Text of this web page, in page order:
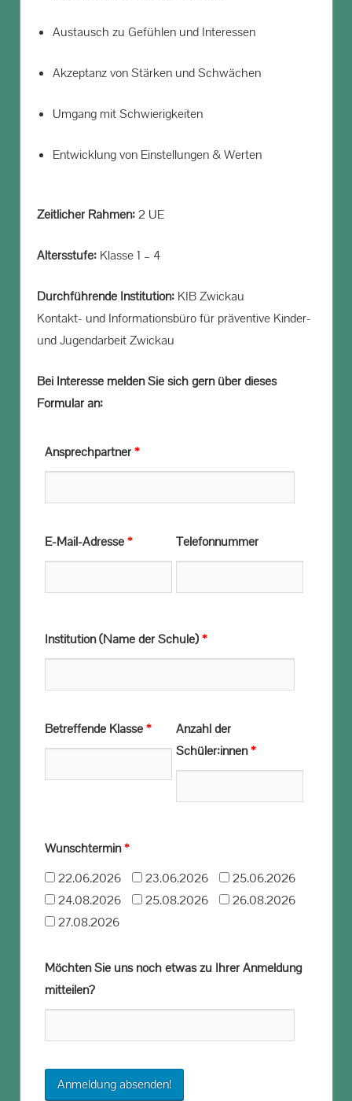
Austausch zu Gefühlen und Interessen
Akzeptanz von Stärken und Schwächen
Umgang mit Schwierigkeiten
Entwicklung von Einstellungen & Werten
Zeitlicher Rahmen:2 UE
Altersstufe:Klasse 1 – 4
Durchführende Institution: KIB Zwickau
Kontakt- und Informationsbüro für präventive Kinder-
und Jugendarbeit Zwickau
Bei Interesse melden Sie sich gern über dieses
Formular an:
Ansprechpartner*
E-Mail-Adresse* Telefonnummer
Institution (Name der Schule)*
Betreffende Klasse*
Anzahl der
Schüler:innen*
Wunschtermin*
22.06.2026
23.06.2026
25.06.2026
24.08.2026
25.08.2026
26.08.2026
27.08.2026
Möchten Sie uns noch etwas zu Ihrer Anmeldung
mitteilen?